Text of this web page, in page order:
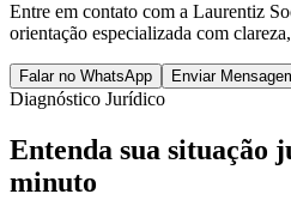
Entre em contato com a Laurentiz
orientação especializada com
Falar no WhatsApp Enviar
Diagnóstico Jurídico
Entenda sua situação
minuto